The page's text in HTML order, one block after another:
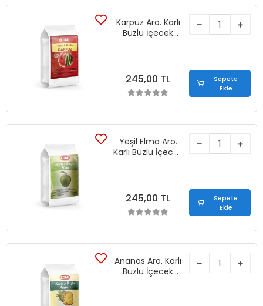
Karpuz Aro. Karlı
Buzlu İçecek
245,00 TL
Sepete
Ekle
Yeşil Elma Aro.
Karlı Buzlu İçecek
245,00 TL
Sepete
Ekle
Ananas Aro. Karlı
Buzlu İçecek